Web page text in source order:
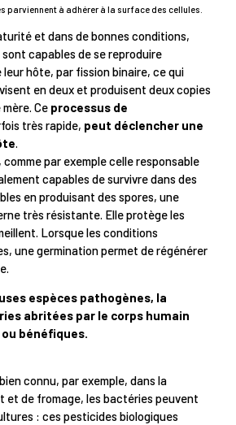
parviennent à adhérer à la surface des cellules.
et dans de bonnes conditions,
capables de se reproduire
hôte, par fission binaire, ce qui
en deux et produisent deux copies
Ce processus de
très rapide, peut déclencher une
par exemple celle responsable
capables de survivre dans des
en produisant des spores, une
très résistante. Elle protège les
Lorsque les conditions
une germination permet de régénérer
espèces pathogènes, la
abritées par le corps humain
bénéfiques.
connu, par exemple, dans la
et de fromage, les bactéries peuvent
: ces pesticides biologiques